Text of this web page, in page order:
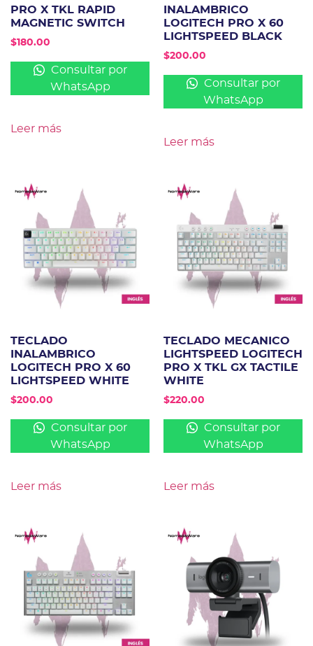
PRO X TKL RAPID
MAGNETIC SWITCH
$180.00
Consultar por
WhatsApp
Leer más
INALAMBRICO
LOGITECH PRO X 60
LIGHTSPEED BLACK
$200.00
Consultar por
WhatsApp
Leer más
TECLADO
INALAMBRICO
LOGITECH PRO X 60
LIGHTSPEED WHITE
$200.00
Consultar por
WhatsApp
Leer más
TECLADO MECANICO
LIGHTSPEED LOGITECH
PRO X TKL GX TACTILE
WHITE
$220.00
Consultar por
WhatsApp
Leer más